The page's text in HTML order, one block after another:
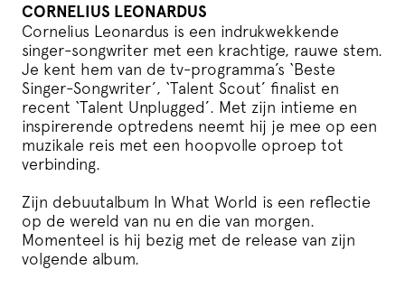
CORNELIUS LEONARDUS
Cornelius Leonardus is een indrukwekkende
singer-songwriter met een krachtige, rauwe stem.
Je kent hem van de tv-programma’s ‘Beste
Singer-Songwriter’, ‘Talent Scout’ finalist en
recent ‘Talent Unplugged’. Met zijn intieme en
inspirerende optredens neemt hij je mee op een
muzikale reis met een hoopvolle oproep tot
verbinding.
Zijn debuutalbum In What World is een reflectie
op de wereld van nu en die van morgen.
Momenteel is hij bezig met de release van zijn
volgende album.